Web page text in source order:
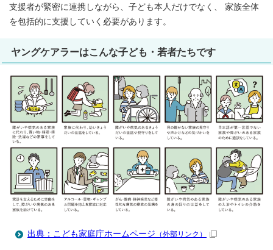
支援者が緊密に連携しながら、子ども本人だけでなく、 家族全体
を包括的に支援していく必要があります。
ヤングケアラーはこんな子ども・若者たちです
出典：こども家庭庁ホームページ （外部リンク）